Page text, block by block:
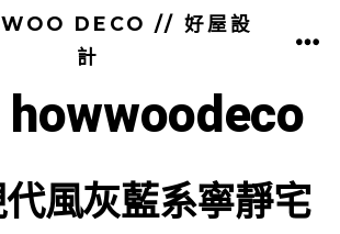
DECO // 好屋設
計
howwoodeco
風灰藍系寧靜宅